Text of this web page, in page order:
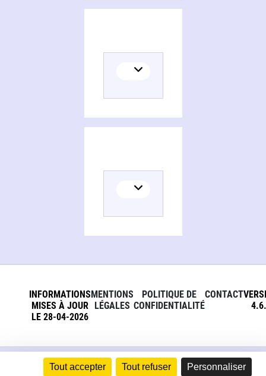
Tout accepter Tout refuser Personnaliser
INFORMATIONS
MISES À JOUR
LE 28-04-2026
MENTIONS
LÉGALES
POLITIQUE DE
CONFIDENTIALITÉ
CONTACT